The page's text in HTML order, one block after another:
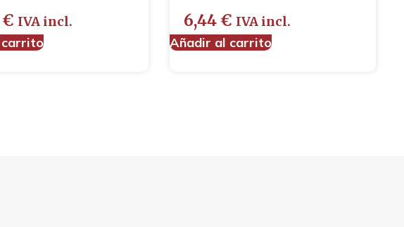
€ IVA incl. 6,44 € IVA incl.
Añadir al carrito